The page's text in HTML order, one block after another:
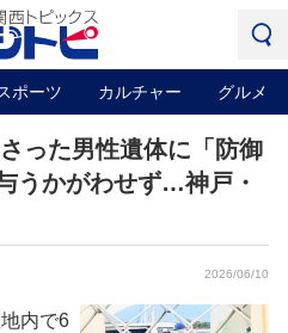
ポーツ カルチャー グルメ
った男性遺体に「防御
うかがわせず…神戸・
2026/06/10
内で6